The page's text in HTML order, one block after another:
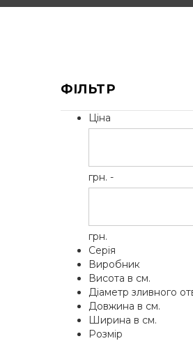
ФІЛЬТР
Ціна
грн. -
грн.
Серія
Виробник
Висота в см.
Діаметр зливного
Довжина в см.
Ширина в см.
Розмір